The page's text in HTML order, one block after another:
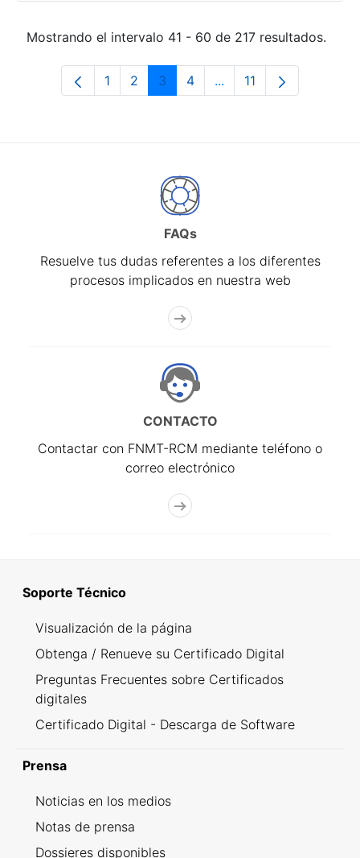
Mostrando el intervalo 41 - 60 de 217 resultados.
Página
1 Página
2 Página
3 Página
4 ...Páginas intermedias
Página
11
FAQs
Resuelve tus dudas referentes a los diferentes
procesos implicados en nuestra web
CONTACTO
Contactar con FNMT-RCM mediante teléfono o
correo electrónico
Soporte Técnico
Visualización de la página
Obtenga / Renueve su Certificado Digital
Preguntas Frecuentes sobre Certificados
digitales
Certificado Digital - Descarga de Software
Prensa
Noticias en los medios
Notas de prensa
Dossieres disponibles